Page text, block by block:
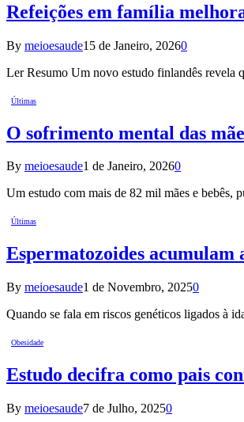
Refeições em família
By meioesaude15 de Janeiro, 20260
Ler Resumo Um novo estudo finlandês revela
Últimas
O sofrimento mental das
By meioesaude1 de Janeiro, 20260
Um estudo com mais de 82 mil mães e
Últimas
Espermatozoides acumulam
By meioesaude1 de Novembro, 20250
Quando se fala em riscos genéticos ligados à
Obesidade
Estudo decifra como pais
By meioesaude7 de Julho, 20250